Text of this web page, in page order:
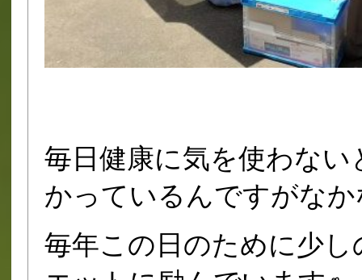
毎日健康に気を使わな
かっているんですがな
毎年この日のために少